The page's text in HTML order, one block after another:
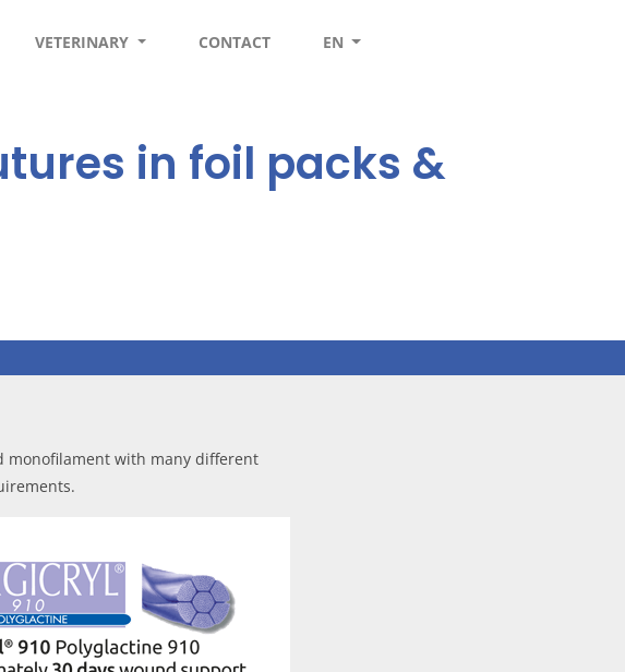
VETERINARY CONTACT EN
in foil packs &
monofilament with many different